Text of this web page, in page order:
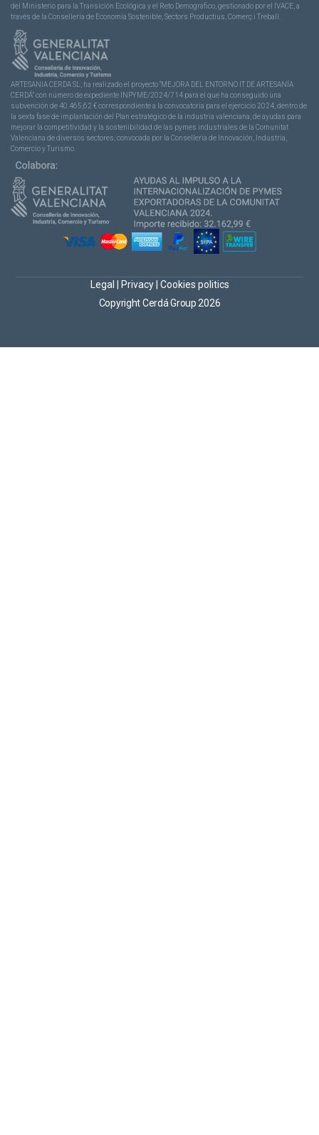
del Ministerio para la Transición Ecológica y el Reto Demográfico, gestionado por el IVACE, a
través de la Consellería de Economía Sostenible, Sectors Productius, Comerç i Treball.
ARTESANIA CERDA SL, ha realizado el proyecto “MEJORA DEL ENTORNO IT DE ARTESANÍA
CERDÁ” con número de expediente INPYME/2024/714 para el que ha conseguido una
subvención de 40.465,62 € correspondiente a la convocatoria para el ejercicio 2024, dentro de
la sexta fase de implantación del Plan estratégico de la industria valenciana, de ayudas para
mejorar la competitividad y la sostenibilidad de las pymes industriales de la Comunitat
Valenciana de diversos sectores, convocada por la Conselleria de Innovación, Industria,
Comercio y Turismo.
Copyright Cerdá Group 2026
Legal Privacy Cookies politics